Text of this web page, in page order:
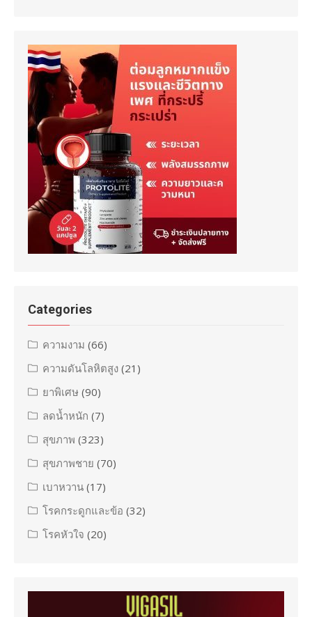
Categories
ความงาม (66)
ความดันโลหิตสูง (21)
ยาพิเศษ (90)
ลดน้ำหนัก (7)
สุขภาพ (323)
สุขภาพชาย (70)
เบาหวาน (17)
โรคกระดูกและข้อ (32)
โรคหัวใจ (20)